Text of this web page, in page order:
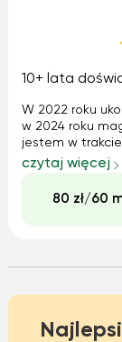
10+ lata
W 2022 roku
w 2024 roku
jestem w
germanistyki.
Lutra w Halle i
czytaj więcej
80 zł/60
Najlepsi